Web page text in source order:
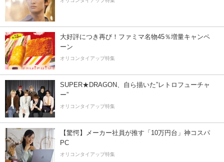
大好評につき再び！ファミマ名物45％増量キャンペ
ーン
オリコンタイアップ特集
SUPER★DRAGON、自ら描いた”レトロフューチャ
ー”
オリコンタイアップ特集
【驚愕】メーカー社員が推す「10万円台」神コスパ
PC
オリコンタイアップ特集